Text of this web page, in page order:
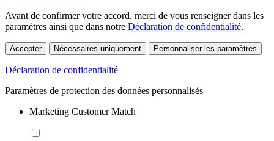
Avant de confirmer votre accord, merci de vous renseigner dans les
paramètres ainsi que dans notre Déclaration de confidentialité.
Accepter Nécessaires uniquement Personnaliser les paramètres
Déclaration de confidentialité
Paramètres de protection des données personnalisés
Marketing Customer Match